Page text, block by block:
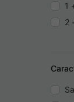
1
2